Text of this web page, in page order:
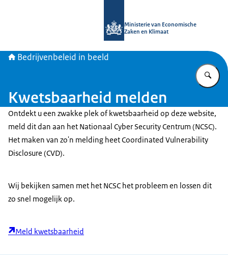
Ministerie van Economische
Zaken en Klimaat
Bedrijvenbeleid in beeld
Kwetsbaarheid melden
Ontdekt u een zwakke plek of kwetsbaarheid op deze website,
meld dit dan aan het Nationaal Cyber SecurityCentrum (NCSC).
Het maken van zo'n melding heetCoordinated Vulnerability
Disclosure (CVD).
Wij bekijken samen met het NCSC het probleem en lossen dit
zo snel mogelijk op.
Meld kwetsbaarheid